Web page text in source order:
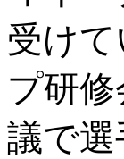
受け
プ研
議で